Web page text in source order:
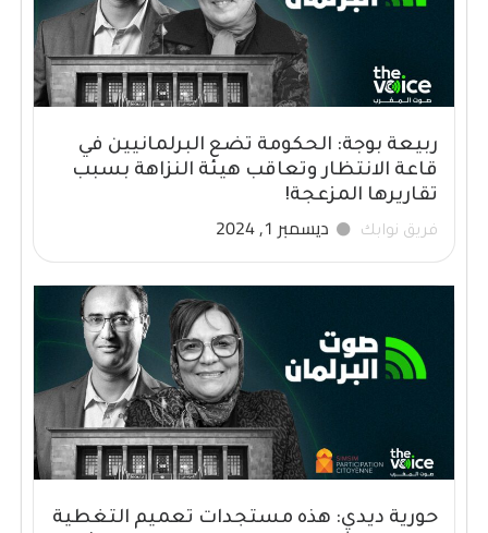
ربيعة بوجة: الحكومة تضع البرلمانيين في
قاعة الانتظار وتعاقب هيئة النزاهة بسبب
تقاريرها المزعجة!
فريق نوابك ديسمبر 1, 2024
حورية ديدي: هذه مستجدات تعميم التغطية